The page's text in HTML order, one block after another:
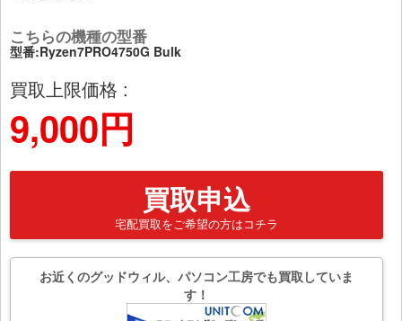
こちらの機種の型番
型番:Ryzen7PRO4750G Bulk
買取上限価格 :
9,000円
買取申込
宅配買取をご希望の方はコチラ
お近くのグッドウィル、パソコン工房でも買取していま
す！